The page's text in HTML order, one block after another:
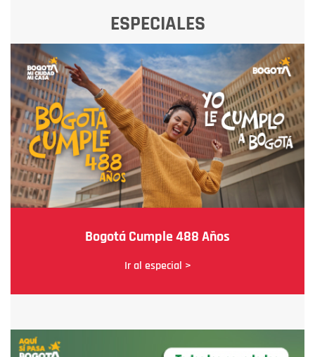
ESPECIALES
Bogotá Cumple 488 Años
Ir al especial >